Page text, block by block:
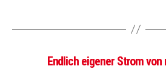
Endlich eigener Strom von